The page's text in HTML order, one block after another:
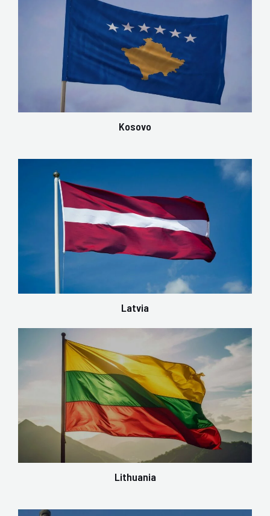
Kosovo
Latvia
Lithuania